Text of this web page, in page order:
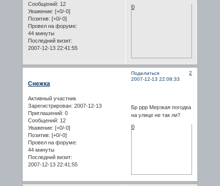
Сообщений: 12
Уважение: [+0/-0]
Позитив: [+0/-0]
Провел на форуме:
44 минуты
Последний визит:
2007-12-13 22:41:55
0
Поделиться
2
2007-12-13 22:08:33
Снежка
Активный участник
Зарегистрирован: 2007-12-13
Приглашений: 0
Сообщений: 12
Уважение: [+0/-0]
Позитив: [+0/-0]
Провел на форуме:
44 минуты
Последний визит:
2007-12-13 22:41:55
Бр ррр Мерзкая погодка
на улице не так ли?
0